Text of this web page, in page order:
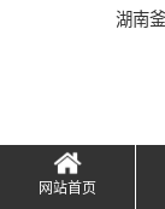
湖南
网站首页